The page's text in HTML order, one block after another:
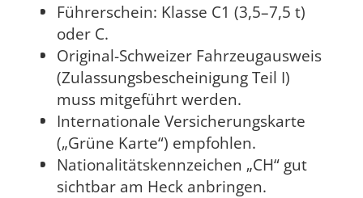
Führerschein: Klasse C1 (3,5–7,5 t)
oder C.
Original-Schweizer Fahrzeugausweis
(Zulassungsbescheinigung Teil I)
muss mitgeführt werden.
Internationale Versicherungskarte
(„Grüne Karte“) empfohlen.
Nationalitätskennzeichen „CH“ gut
sichtbar am Heck anbringen.